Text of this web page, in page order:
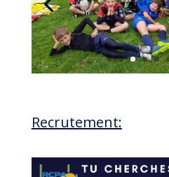
Recrutement: